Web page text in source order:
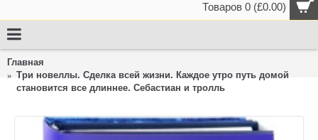
Товаров 0 (£0.00)
Главная
Три новеллы. Сделка всей жизни. Каждое утро путь домой
становится все длиннее. Себастиан и тролль